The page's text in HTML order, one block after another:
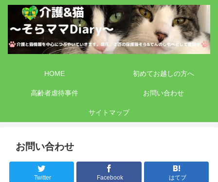
HOME 初めてお越しの方へ
高齢者虐待事件 お問い合わせ
サイトマップ
お問い合わせ
Twitter Facebook はてブ